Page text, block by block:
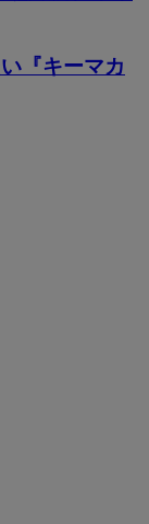
『キーマカ